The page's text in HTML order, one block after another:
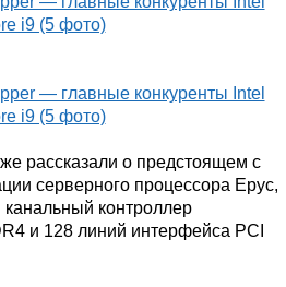
рассказали о предстоящем с
серверного процессора Epyc,
контроллер
и 128 линий интерфейса PCI